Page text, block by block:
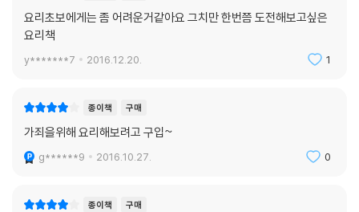
도시락
홍메기살 데리야키
크리스마스 디너
Table Styling Idea
와인 테이블
요리초보에게는 좀 어려운거같아요 그치만 한번쯤 도전해보고싶은
요리책
y*******7 2016.12.20. 1
종이책 구매
가죄을위해 요리해보려고 구입~
g******9 2016.10.27. 0
종이책 구매